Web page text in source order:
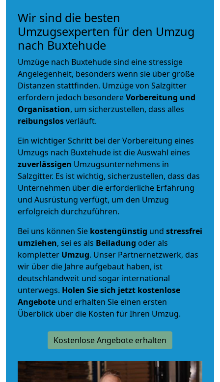
Wir sind die besten
Umzugsexperten für den Umzug
nach Buxtehude
Umzüge nach Buxtehude sind eine stressige
Angelegenheit, besonders wenn sie über große
Distanzen stattfinden. Umzüge von Salzgitter
erfordern jedoch besondereVorbereitung und
Organisation, um sicherzustellen, dass alles
reibungslosverläuft.
Ein wichtiger Schritt bei der Vorbereitung eines
Umzugs nach Buxtehude ist die Auswahl eines
zuverlässigen Umzugsunternehmens in
Salzgitter. Es ist wichtig, sicherzustellen, dass das
Unternehmen über die erforderliche Erfahrung
und Ausrüstung verfügt, um den Umzug
erfolgreich durchzuführen.
Bei uns können Sie kostengünstig und stressfrei
umziehen, sei es als Beiladung oder als
kompletter Umzug. Unser Partnernetzwerk, das
wir über die Jahre aufgebaut haben, ist
deutschlandweit und sogar international
unterwegs. Holen Sie sich jetzt kostenlose
Angebote und erhalten Sie einen ersten
Überblick über die Kosten für Ihren Umzug.
Kostenlose Angebote erhalten